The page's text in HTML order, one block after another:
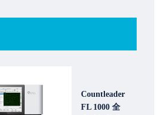
Countleader
FL 1000 全